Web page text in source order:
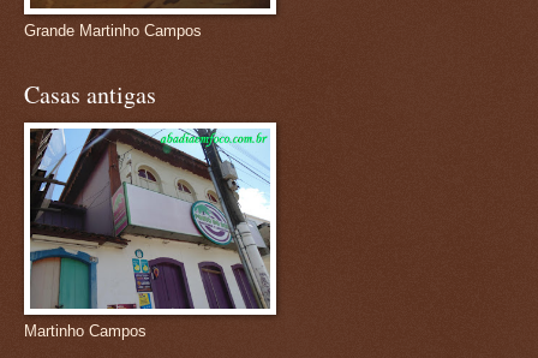
Grande Martinho Campos
Casas antigas
Martinho Campos